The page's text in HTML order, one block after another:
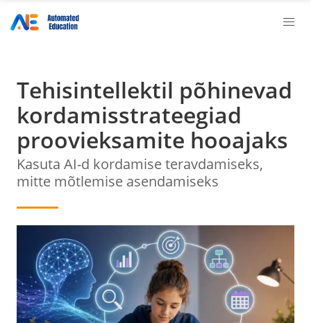
Tehisintellektil põhinevad
kordamisstrateegiad
proovieksamite hooajaks
Kasuta AI-d kordamise teravdamiseks,
mitte mõtlemise asendamiseks